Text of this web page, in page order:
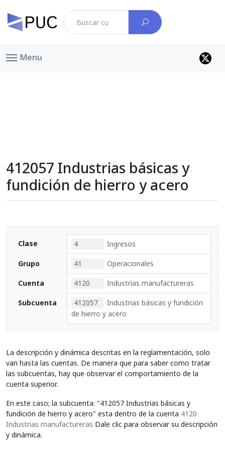
Menu
412057 Industrias básicas y
fundición de hierro y acero
Clase 4 Ingresos
Grupo 41 Operacionales
Cuenta 4120 Industrias manufactureras
Subcuenta 412057
Industrias básicas y fundición
de hierro y acero
La descripción y dinámica descritas en la reglamentación, solo
van hasta las cuentas. De manera que para saber como tratar
las subcuentas, hay que observar el comportamiento de la
cuenta superior.
En este caso; la subcuenta: "412057 Industrias básicas y
fundición de hierro y acero" esta dentro de la cuenta 4120
Industrias manufactureras Dale clic para observar su descripción
y dinámica.